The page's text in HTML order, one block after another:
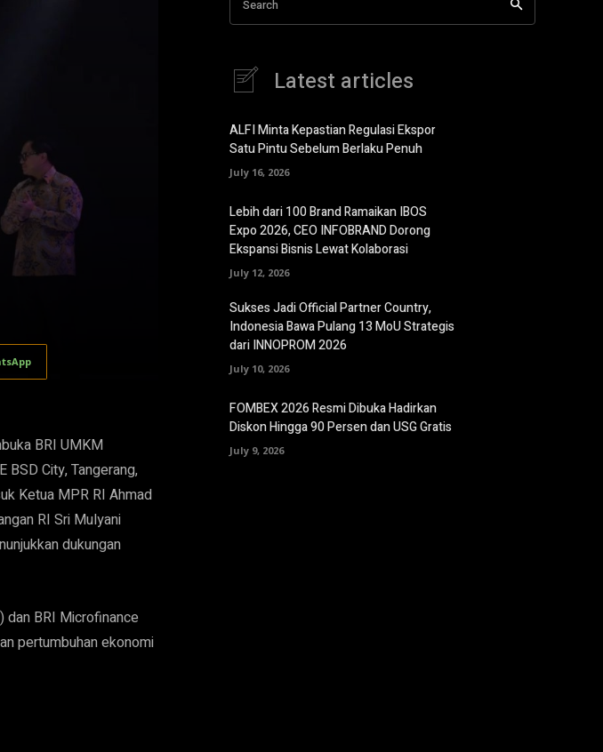
BRI UMKM
City, Tangerang,
Ketua MPR RI Ahmad
RI Sri Mulyani
dukungan
dan BRI Microfinance
pertumbuhan ekonomi
Search
Latest articles
ALFI Minta Kepastian Regulasi Ekspor
Satu Pintu Sebelum Berlaku Penuh
July 16, 2026
Lebih dari 100 Brand Ramaikan IBOS
Expo 2026, CEO INFOBRAND Dorong
Ekspansi Bisnis Lewat Kolaborasi
July 12, 2026
Sukses Jadi Official Partner Country,
Indonesia Bawa Pulang 13 MoU Strategis
dari INNOPROM 2026
July 10, 2026
FOMBEX 2026 Resmi Dibuka Hadirkan
Diskon Hingga 90 Persen dan USG Gratis
July 9, 2026